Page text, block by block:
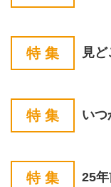
特 集 見ど
特 集 いつ
特 集 25